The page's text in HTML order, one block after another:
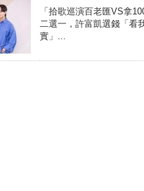
「拾歌巡演百老匯VS拿
二選一，許富凱選錢「看
實」...